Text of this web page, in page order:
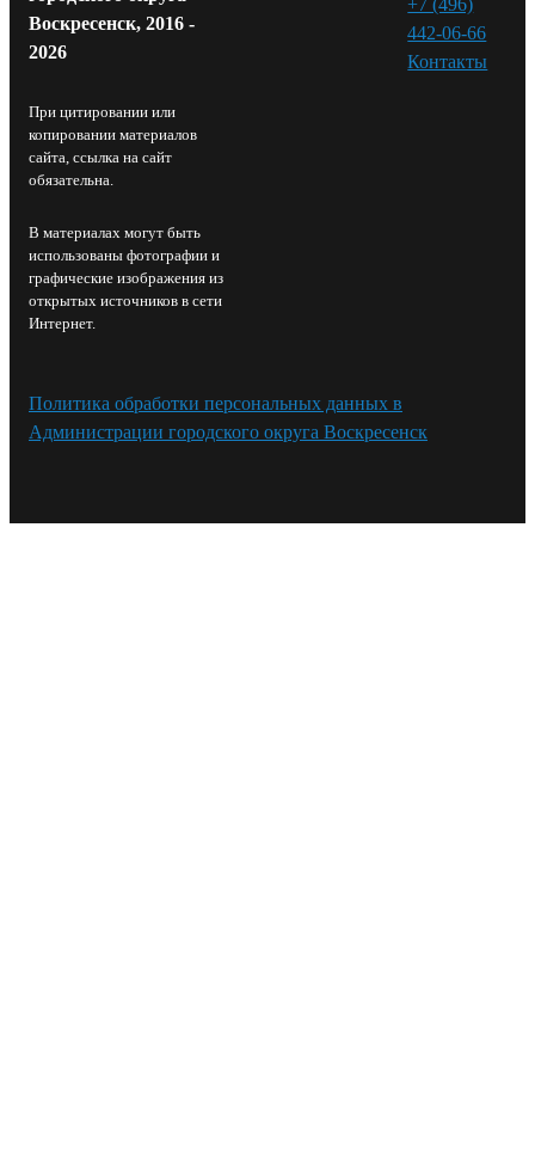
Воскресенск, 2016 -
2026
При цитировании или
копировании материалов
сайта, ссылка на сайт
обязательна.
В материалах могут быть
использованы фотографии и
графические изображения из
открытых источников в сети
Интернет.
442-06-66
Контакты⁠
Политика обработки персональных данных в
Администрации городского округа Воскресенск